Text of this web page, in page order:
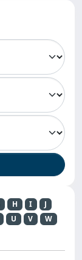
H I
J
U V
W